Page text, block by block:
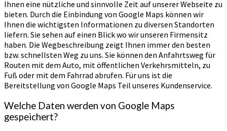
Ihnen eine nützliche und sinnvolle Zeit auf unserer Webseite zu
bieten. Durch die Einbindung von Google Maps können wir
Ihnen die wichtigsten Informationen zu diversen Standorten
liefern. Sie sehen auf einen Blick wo wir unseren Firmensitz
haben. Die Wegbeschreibung zeigt Ihnen immer den besten
bzw. schnellsten Weg zu uns. Sie können den Anfahrtsweg für
Routen mit dem Auto, mit öffentlichen Verkehrsmitteln, zu
Fuß oder mit dem Fahrrad abrufen. Für uns ist die
Bereitstellung von Google Maps Teil unseres Kundenservice.
Welche Daten werden von Google Maps
gespeichert?